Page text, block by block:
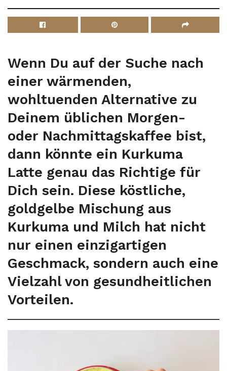
Wenn Du auf der Suche nach
einer wärmenden,
wohltuenden Alternative zu
Deinem üblichen Morgen-
oder Nachmittagskaffee bist,
dann könnte ein Kurkuma
Latte genau das Richtige für
Dich sein. Diese köstliche,
goldgelbe Mischung aus
Kurkuma und Milch hat nicht
nur einen einzigartigen
Geschmack, sondern auch eine
Vielzahl von gesundheitlichen
Vorteilen.